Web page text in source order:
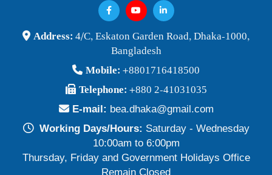
BEA Seminar 2025 "Debating Budget and Beyond" 21
June 2025, at 10:00 am, at the CIRDAP Auditorium
Publish Time: 16 Jun 2025
Publish Time: 19 May 2024
প্রাথমিক প্রার্থী তালিকা বাংলাদেশ অর্থনীতি সমিতি নির্বাচন-২০২৪
Publish Time: 17 May 2024
বাংলাদেশ অর্থনীতি সমিতির সদস্যপদ নবায়ন ও নতুন সদস্য অন্তর্ভুক্তি প্রসঙ্গে
Address: 4/C, Eskaton Garden Road, Dhaka-1000,
Bangladesh
Mobile: +8801716418500
Telephone: +880 2-41031035
E-mail: bea.dhaka@gmail.com
Working Days/Hours: Saturday - Wednesday
10:00am to 6:00pm
Thursday, Friday and Government Holidays Office
Remain Closed